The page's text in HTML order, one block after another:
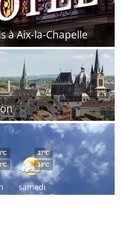
à Aix-la-Chapelle
samedi
27°C
18°C